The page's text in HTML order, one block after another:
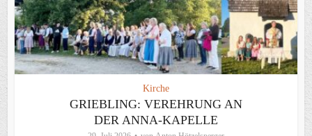
Kirche
GRIEBLING: VEREHRUNG AN
DER ANNA-KAPELLE